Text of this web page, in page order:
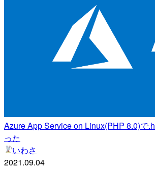
Azure App Service on Linux(PHP 8.0)で
った
いわさ
2021.09.04